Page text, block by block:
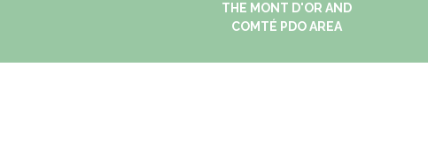
THE MONT D'OR AND
COMTÉ PDO AREA